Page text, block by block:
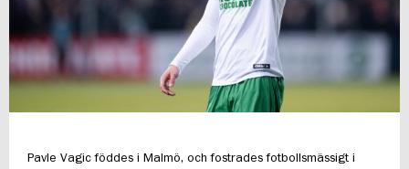
Pavle Vagic föddes i Malmö, och fostrades fotbollsmässigt i